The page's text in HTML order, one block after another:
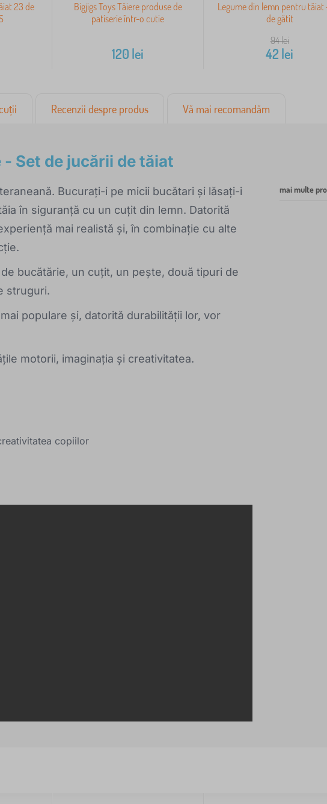
23 de
Bigjigs Toys Tăiere produse de
patiserie într-o cutie
120 lei
Legume din lemn pentru tăiat
de gătit
94lei
42 lei
Recenzii despre produs Vă mai recomandăm
Set de jucării de tăiat
Bucurați-i pe micii bucătari și lăsați-i
în siguranță cu un cuțit din lemn. Datorită
mai realistă și, în combinație cu alte
bucătărie, un cuțit, un pește, două tipuri de
struguri.
populare și, datorită durabilității lor, vor
motorii, imaginația și creativitatea.
copiilor
mai multe